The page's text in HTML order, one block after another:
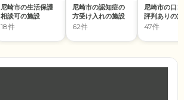
尼崎市の生活保護
相談可の施設
18件
尼崎市の認知症の
方受け入れの施設
62件
尼崎市の口
評判ありの
47件